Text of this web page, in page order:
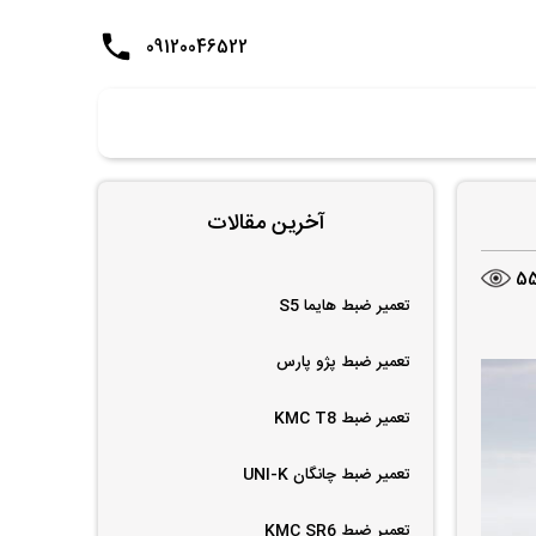
09120046522
آخرین مقالات
تعمیر ضبط هایما S5
تعمیر ضبط پژو پارس
تعمیر ضبط KMC T8
تعمیر ضبط چانگان UNI-K